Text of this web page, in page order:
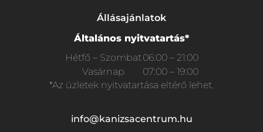
Állásajánlatok
Általános nyitvatartás*
Hétfő – Szombat06:00 – 21:00
Vasárnap
07:00 – 19:00
*Az üzletek nyitvatartása eltérő lehet.
info@kanizsacentrum.hu